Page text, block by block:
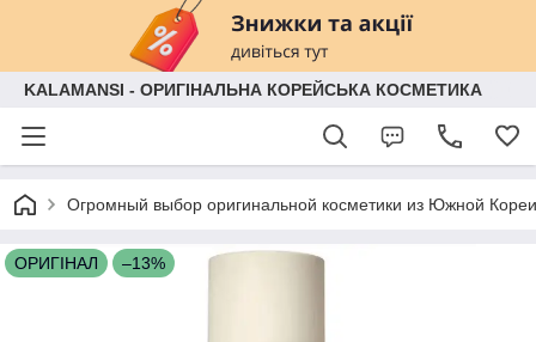
KALAMANSI - ОРИГІНАЛЬНА КОРЕЙСЬКА КОСМЕТИКА
Огромный выбор оригинальной косметики из Южной
ОРИГІНАЛ –13%